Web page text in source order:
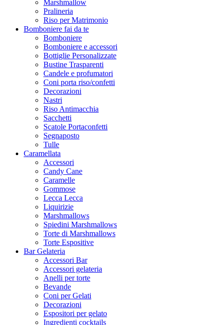
Marshmallow
Pralineria
Riso per Matrimonio
Bomboniere fai da te
Bomboniere
Bomboniere e accessori
Bottiglie Personalizzate
Bustine Trasparenti
Candele e profumatori
Coni porta riso/confetti
Decorazioni
Nastri
Riso Antimacchia
Sacchetti
Scatole Portaconfetti
Segnaposto
Tulle
Caramellata
Accessori
Candy Cane
Caramelle
Gommose
Lecca Lecca
Liquirizie
Marshmallows
Spiedini Marshmallows
Torte di Marshmallows
Torte Espositive
Bar Gelateria
Accessori Bar
Accessori gelateria
Anelli per torte
Bevande
Coni per Gelati
Decorazioni
Espositori per gelato
Ingredienti cocktails